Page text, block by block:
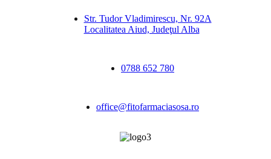
Str. Tudor Vladimirescu, Nr. 92A
Localitatea Aiud, Judeţul Alba
0788 652 780
office@fitofarmaciasosa.ro